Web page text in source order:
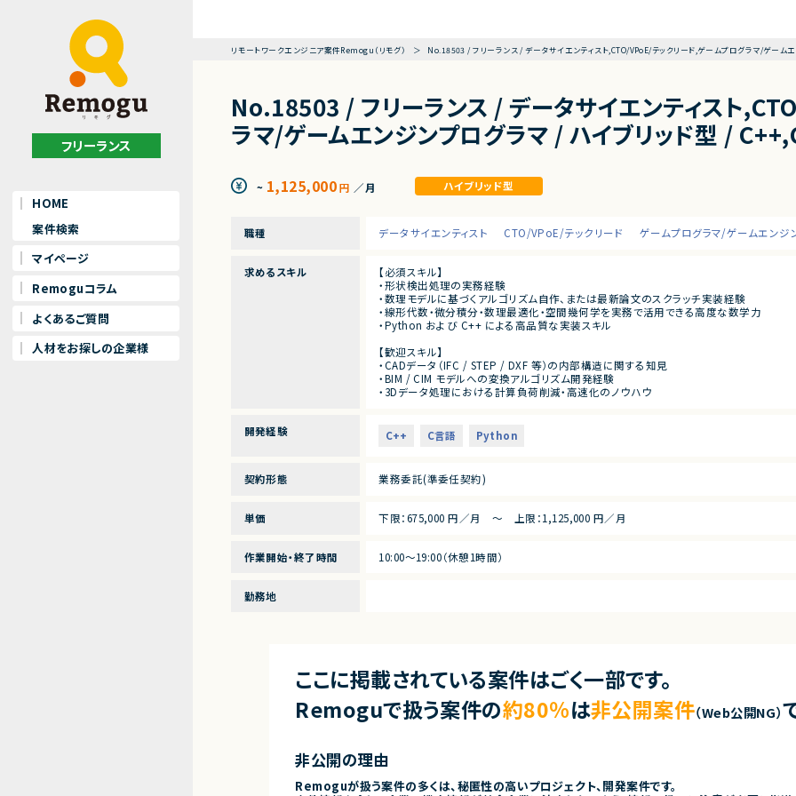
フリーランス
HOME
案件検索
マイページ
Remoguコラム
よくあるご質問
人材をお探しの企業様
リモートワークエンジニア案件Remogu（リモグ） No.18503 / フリーランス / データサイエンティスト,CTO/VPoE/テックリード,ゲームプログラマ/ゲーム
No.18503 / フリーランス / データサイエンティスト
ラマ/ゲームエンジンプログラマ / ハイブリッド型 /
~ 1,125,000円 ／月 ハイブリッド型
職種 データサイエンティスト CTO/VPoE/テックリード ゲームプログラマ/ゲームエンジ
求めるスキル
【必須スキル】
・形状検出処理の実務経験
・数理モデルに基づくアルゴリズム自作、または最新論文のスクラッチ実装経験
・線形代数・微分積分・数理最適化・空間幾何学を実務で活用できる高度な数学力
・Python および C++ による高品質な実装スキル
【歓迎スキル】
・CADデータ（IFC / STEP / DXF 等）の内部構造に関する知見
・BIM / CIM モデルへの変換アルゴリズム開発経験
・3Dデータ処理における計算負荷削減・高速化のノウハウ
開発経験 C++ C言語 Python
契約形態 業務委託(準委任契約)
単価 下限：675,000 円／月 ～ 上限：1,125,000 円／月
作業開始・終了時間 10:00〜19:00（休憩1時間）
勤務地
ここに掲載されている案件はごく一部です。
Remoguで扱う案件の約80％は非公開案件（Web公開NG）
非公開の理由
Remoguが扱う案件の多くは、秘匿性の高いプロジェクト、開発案件です。